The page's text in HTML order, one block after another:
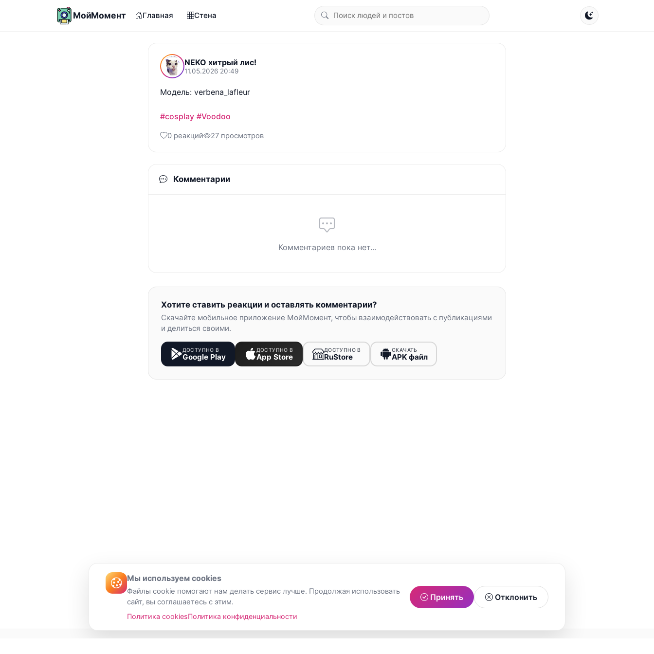
МойМомент Главная Стена
NEKO хитрый лис!
11.05.2026 20:49
Модель: verbena_lafleur
#cosplay #Voodoo
0 реакций 27 просмотров
Комментарии
Комментариев пока нет...
Хотите ставить реакции и оставлять комментарии?
Скачайте мобильное приложение МойМомент, чтобы взаимодействовать с публикациями
и делиться своими.
ДОСТУПНО В
Google Play
ДОСТУПНО В
App Store
ДОСТУПНО В
RuStore
СКАЧАТЬ
APK файл
Мы используем cookies
Файлы cookie помогают нам делать сервис лучше. Продолжая использовать
сайт, вы соглашаетесь с этим.
Политика cookiesПолитика конфиденциальности
Принять Отклонить